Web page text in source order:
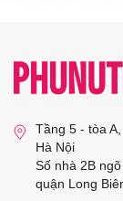
Tầng 5 - tòa
Hà Nội
Số nhà 2B
quận Long